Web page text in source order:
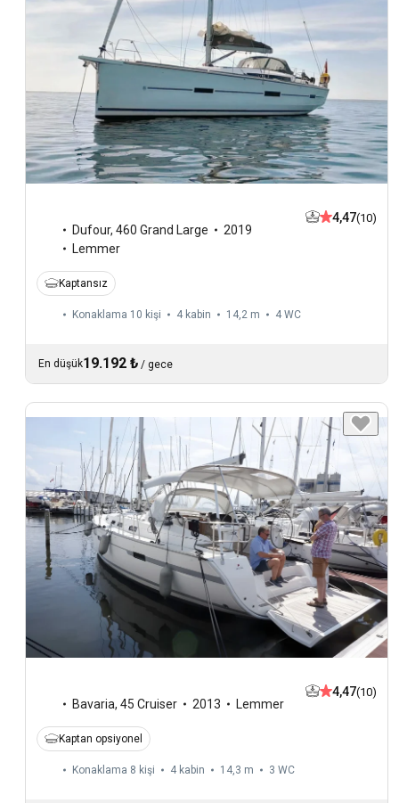
Dufour, 460 Grand Large
2019
Lemmer
4,47(10)
Kaptansız
Konaklama 10 kişi 4 kabin 14,2 m 4 WC
En düşük19.192 ₺ / gece
Bavaria, 45 Cruiser 2013 Lemmer
4,47(10)
Kaptan opsiyonel
Konaklama 8 kişi 4 kabin 14,3 m 3 WC